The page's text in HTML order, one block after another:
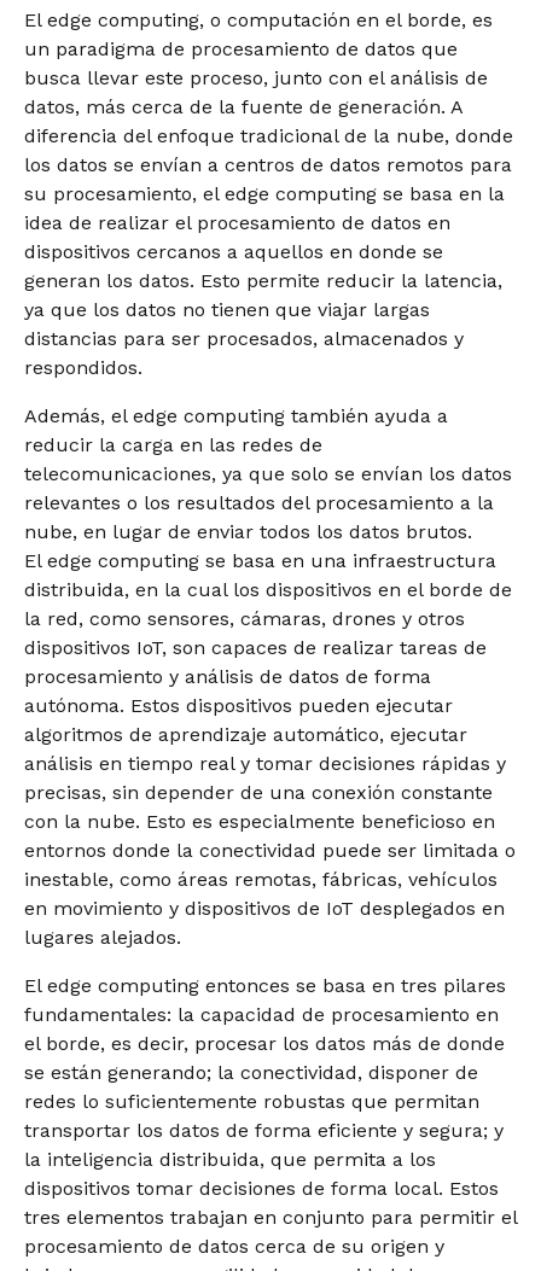
El edge computing, o computación en el borde, es
un paradigma de procesamiento de datos que
busca llevar este proceso, junto con el análisis de
datos, más cerca de la fuente de generación. A
diferencia del enfoque tradicional de la nube, donde
los datos se envían a centros de datos remotos para
su procesamiento, el edge computing se basa en la
idea de realizar el procesamiento de datos en
dispositivos cercanos a aquellos en donde se
generan los datos. Esto permite reducir la latencia,
ya que los datos no tienen que viajar largas
distancias para ser procesados, almacenados y
respondidos.
Además, el edge computing también ayuda a
reducir la carga en las redes de
telecomunicaciones, ya que solo se envían los datos
relevantes o los resultados del procesamiento a la
nube, en lugar de enviar todos los datos brutos.
El edge computing se basa en una infraestructura
distribuida, en la cual los dispositivos en el borde de
la red, como sensores, cámaras, drones y otros
dispositivos IoT, son capaces de realizar tareas de
procesamiento y análisis de datos de forma
autónoma. Estos dispositivos pueden ejecutar
algoritmos de aprendizaje automático, ejecutar
análisis en tiempo real y tomar decisiones rápidas y
precisas, sin depender de una conexión constante
con la nube. Esto es especialmente beneficioso en
entornos donde la conectividad puede ser limitada o
inestable, como áreas remotas, fábricas, vehículos
en movimiento y dispositivos de IoT desplegados en
lugares alejados.
El edge computing entonces se basa en tres pilares
fundamentales: la capacidad de procesamiento en
el borde, es decir, procesar los datos más de donde
se están generando; la conectividad, disponer de
redes lo suficientemente robustas que permitan
transportar los datos de forma eficiente y segura; y
la inteligencia distribuida, que permita a los
dispositivos tomar decisiones de forma local. Estos
tres elementos trabajan en conjunto para permitir el
procesamiento de datos cerca de su origen y